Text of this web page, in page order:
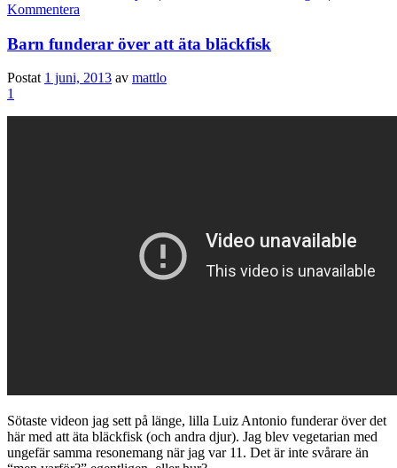
Kommentera
Barn funderar över att äta bläckfisk
Postat 1 juni, 2013 av mattlo
1
Sötaste videon jag sett på länge, lilla Luiz Antonio funderar över det
här med att äta bläckfisk (och andra djur). Jag blev vegetarian med
ungefär samma resonemang när jag var 11. Det är inte svårare än